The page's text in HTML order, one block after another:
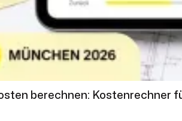
berechnen: Kostenrechner